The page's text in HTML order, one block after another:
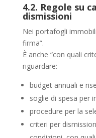
4.2. Regole su
dismissioni
Nei portafogli
firma”.
È anche “con quali
riguardare:
budget annuali e
soglie di spesa per
procedure per la
criteri per